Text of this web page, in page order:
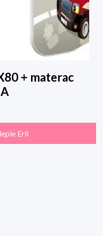
+ materac
Erli